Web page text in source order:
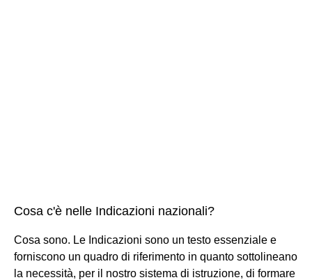
Cosa c'è nelle Indicazioni nazionali?
Cosa sono. Le Indicazioni sono un testo essenziale e
forniscono un quadro di riferimento in quanto sottolineano
la necessità, per il nostro sistema di istruzione, di formare